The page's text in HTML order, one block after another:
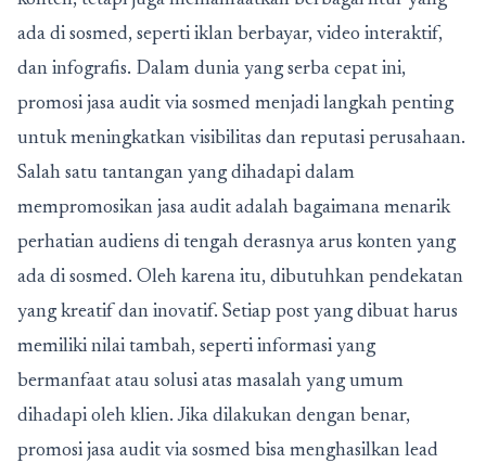
ada di sosmed, seperti iklan berbayar, video interaktif,
dan infografis. Dalam dunia yang serba cepat ini,
promosi jasa audit via sosmed menjadi langkah penting
untuk meningkatkan visibilitas dan reputasi perusahaan.
Salah satu tantangan yang dihadapi dalam
mempromosikan jasa audit adalah bagaimana menarik
perhatian audiens di tengah derasnya arus konten yang
ada di sosmed. Oleh karena itu, dibutuhkan pendekatan
yang kreatif dan inovatif. Setiap post yang dibuat harus
memiliki nilai tambah, seperti informasi yang
bermanfaat atau solusi atas masalah yang umum
dihadapi oleh klien. Jika dilakukan dengan benar,
promosi jasa audit via sosmed bisa menghasilkan lead